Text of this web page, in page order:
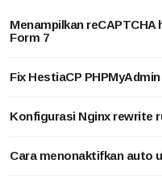
Menampilkan
Form 7
Fix HestiaCP
Konfigurasi Nginx rewrite
Cara menonaktifkan auto